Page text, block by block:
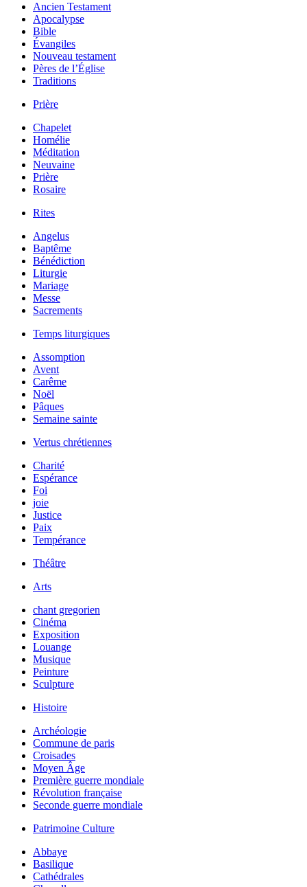
Ancien Testament
Apocalypse
Bible
Évangiles
Nouveau testament
Pères de l’Église
Traditions
Prière
Chapelet
Homélie
Méditation
Neuvaine
Prière
Rosaire
Rites
Angelus
Baptême
Bénédiction
Liturgie
Mariage
Messe
Sacrements
Temps liturgiques
Assomption
Avent
Carême
Noël
Pâques
Semaine sainte
Vertus chrétiennes
Charité
Espérance
Foi
joie
Justice
Paix
Tempérance
Théâtre
Arts
chant gregorien
Cinéma
Exposition
Louange
Musique
Peinture
Sculpture
Histoire
Archéologie
Commune de paris
Croisades
Moyen Âge
Première guerre mondiale
Révolution française
Seconde guerre mondiale
Patrimoine Culture
Abbaye
Basilique
Cathédrales